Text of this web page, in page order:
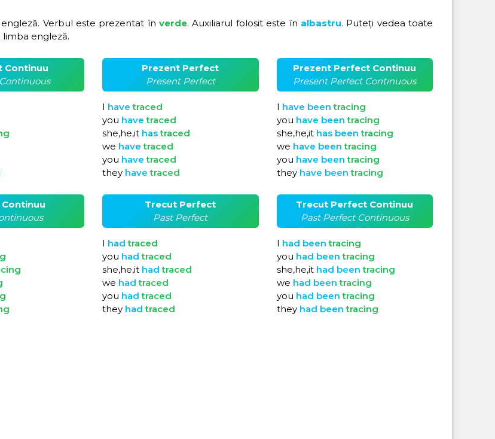
Verbul este prezentat înverde. Auxiliarul folosit este în albastru. Puteți vedea toate
engleză.
Continuu
Prezent Perfect
Present Perfect
I havetraced
you havetraced
she,he,it hastraced
we havetraced
you havetraced
they havetraced
Prezent Perfect Continuu
Present Perfect Continuous
I have beentracing
you have beentracing
she,he,it has beentracing
we have beentracing
you have beentracing
they have beentracing
Trecut Perfect
Past Perfect
I hadtraced
you hadtraced
she,he,it hadtraced
we hadtraced
you hadtraced
they hadtraced
Trecut Perfect Continuu
Past Perfect Continuous
I had beentracing
you had beentracing
she,he,it had beentracing
we had beentracing
you had beentracing
they had beentracing